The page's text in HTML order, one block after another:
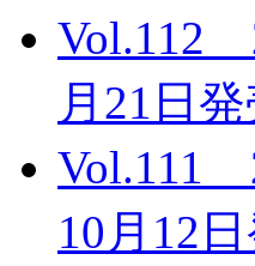
Vol.112
月21日
Vol.111
10月12